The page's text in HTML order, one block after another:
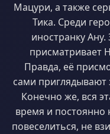
Мацури, а также
Тика. Среди
иностранку
присматривает
Правда, её
сами приглядывают
Конечно же, вся
время и
повеселиться, не